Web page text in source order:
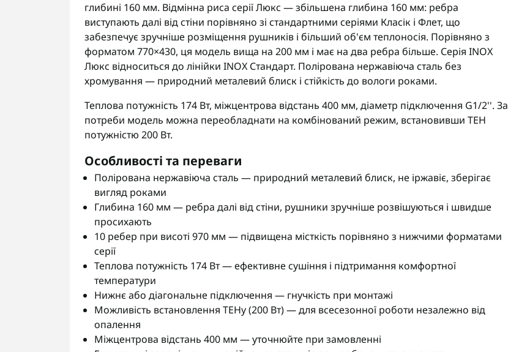
глибині 160 мм. Відмінна риса серії Люкс — збільшена глибина 160 мм: ребра
виступають далі від стіни порівняно зі стандартними серіями Класік і Флет, що
забезпечує зручніше розміщення рушників і більший об'єм теплоносія. Порівняно з
форматом 770×430, ця модель вища на 200 мм і має на два ребра більше. Серія INOX
Люкс відноситься до лінійки INOX Стандарт. Полірована нержавіюча сталь без
хромування — природний металевий блиск і стійкість до вологи роками.
Теплова потужність 174 Вт, міжцентрова відстань 400 мм, діаметр підключення G1/2''. За
потреби модель можна переобладнати на комбінований режим, встановивши ТЕН
потужністю 200 Вт.
Особливості та переваги
Полірована нержавіюча сталь — природний металевий блиск, не іржавіє, зберігає
вигляд роками
Глибина 160 мм — ребра далі від стіни, рушники зручніше розвішуються і швидше
просихають
10 ребер при висоті 970 мм — підвищена місткість порівняно з нижчими форматами
серії
Теплова потужність 174 Вт — ефективне сушіння і підтримання комфортної
температури
Нижнє або діагональне підключення — гнучкість при монтажі
Можливість встановлення ТЕНу (200 Вт) — для всесезонної роботи незалежно від
опалення
Міжцентрова відстань 400 мм — уточнюйте при замовленні